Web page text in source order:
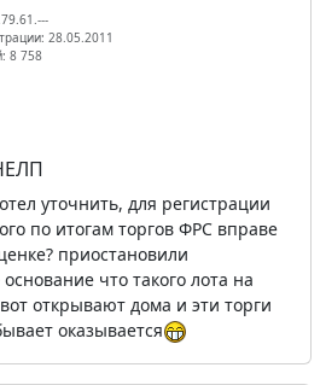
28.05.2011
8 758
уточнить, для регистрации
по итогам торгов ФРС вправе
приостановили
что такого лота на
открывают дома и эти торги
оказывается